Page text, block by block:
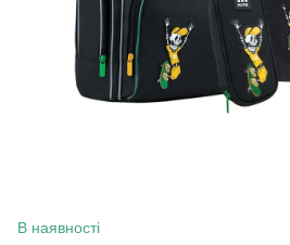
В наявності